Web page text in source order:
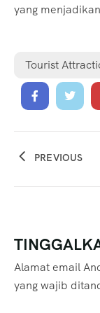
yang
Tourist
PREVIOUS
Alamat email
yang wajib